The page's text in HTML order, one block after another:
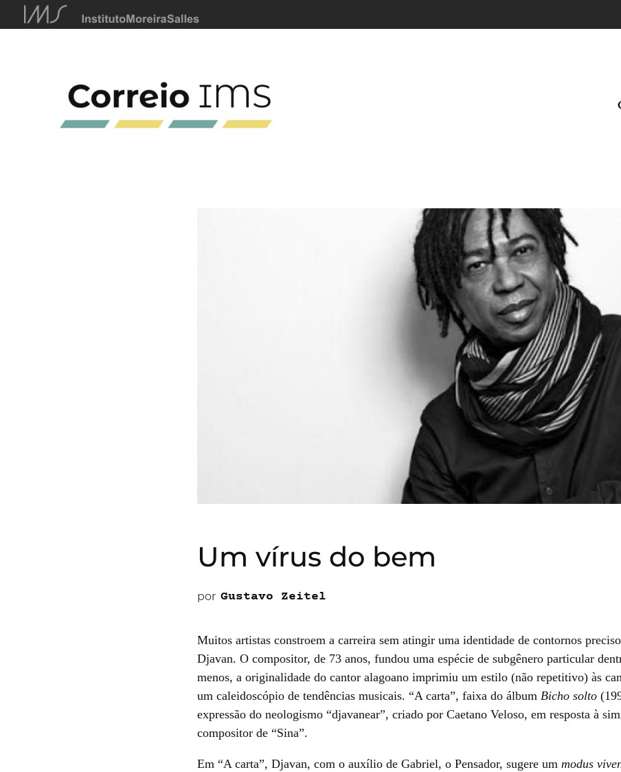
Um vírus do bem
por Gustavo Zeitel
Muitos artistas constroem a carreira sem atingir uma identidade de contornos
Djavan. O compositor, de 73 anos, fundou uma espécie de subgênero particular
menos, a originalidade do cantor alagoano imprimiu um estilo (não repetitivo) às
um caleidoscópio de tendências musicais. “A carta”, faixa do álbum Bicho solto
expressão do neologismo “djavanear”, criado por Caetano Veloso, em resposta à
compositor de “Sina”.
Em “A carta”, Djavan, com o auxílio de Gabriel, o Pensador, sugere um modus